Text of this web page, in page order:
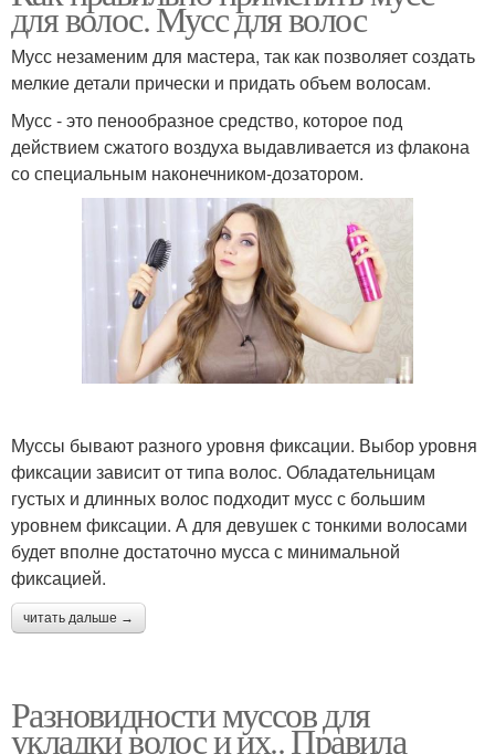
для волос. Мусс для волос
Мусс незаменим для мастера, так как позволяет создать
мелкие детали прически и придать объем волосам.
Мусс - это пенообразное средство, которое под
действием сжатого воздуха выдавливается из флакона
со специальным наконечником-дозатором.
Муссы бывают разного уровня фиксации. Выбор уровня
фиксации зависит от типа волос. Обладательницам
густых и длинных волос подходит мусс с большим
уровнем фиксации. А для девушек с тонкими волосами
будет вполне достаточно мусса с минимальной
фиксацией.
читать дальше →
Разновидности муссов для
укладки волос и их.. Правила